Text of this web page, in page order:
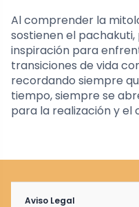
Al comprender la
sostienen el
inspiración para
transiciones de vida
recordando siempre
tiempo, siempre se
para la realización y el
Aviso Legal